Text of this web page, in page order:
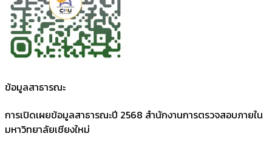
ข้อมูลสาธารณะ
การเปิดเผยข้อมูลสาธารณะปี 2568 สำนักงานการตรวจสอบภายใน
มหาวิทยาลัยเชียงใหม่